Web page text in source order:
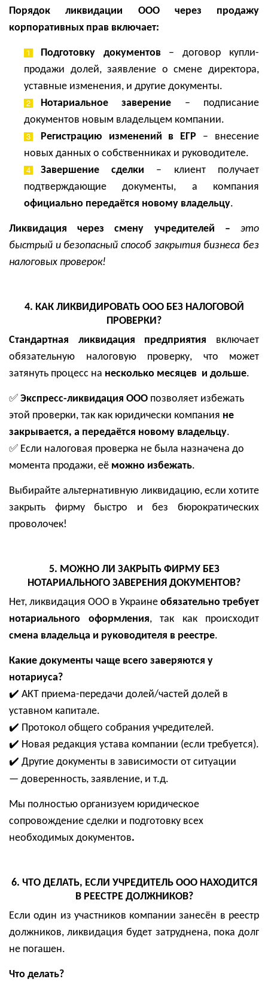
Порядок ликвидации ООО через продажу
корпоративных прав включает:
Подготовку документов– договор купли-
продажи долей, заявление о смене директора,
уставные изменения, и другие документы.
Нотариальное заверение – подписание
документов новым владельцем компании.
Регистрацию изменений в ЕГР – внесение
новых данных о собственниках и руководителе.
Завершение сделки – клиент получает
подтверждающие документы, а компания
официально передаётся новому владельцу.
Ликвидация через смену учредителей – это
быстрый и безопасный способ закрытия бизнеса без
налоговых проверок!
4. КАК ЛИКВИДИРОВАТЬ ООО БЕЗ НАЛОГОВОЙ
ПРОВЕРКИ?
Стандартная ликвидация предприятия включает
обязательную налоговую проверку, что может
затянуть процесс на несколько месяцев и дольше.
✅ Экспресс-ликвидация ООО позволяет избежать
этой проверки, так как юридически компания не
закрывается, а передаётся новому владельцу.
✅ Если налоговая проверка не была назначена до
момента продажи, её можно избежать.
Выбирайте альтернативную ликвидацию, если хотите
закрыть фирму быстро и без бюрократических
проволочек!
5. МОЖНО ЛИ ЗАКРЫТЬ ФИРМУ БЕЗ
НОТАРИАЛЬНОГО ЗАВЕРЕНИЯ ДОКУМЕНТОВ?
Нет, ликвидация ООО в Украине обязательно требует
нотариального оформления, так как происходит
смена владельца и руководителя в реестре.
Какие документы чаще всего заверяются у
нотариуса?
✔️ АКТ приема-передачи долей/частей долей в
уставном капитале.
✔️ Протокол общего собрания учредителей.
✔️ Новая редакция устава компании (если требуется).
✔️ Другие документы в зависимости от ситуации
— доверенность, заявление, и т.д.
Мы полностью организуем юридическое
сопровождение сделки и подготовку всех
необходимых документов.
6. ЧТО ДЕЛАТЬ, ЕСЛИ УЧРЕДИТЕЛЬ ООО НАХОДИТСЯ
В РЕЕСТРЕ ДОЛЖНИКОВ?
Если один из участников компаниизанесён в реестр
должников, ликвидация будет затруднена, пока долг
не погашен.
Что делать?